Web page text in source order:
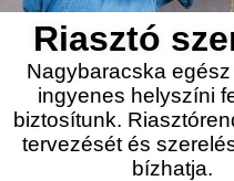
Riasztó
Nagybaracska
ingyenes helyszíni
biztosítunk.
tervezését és
bízhatja.